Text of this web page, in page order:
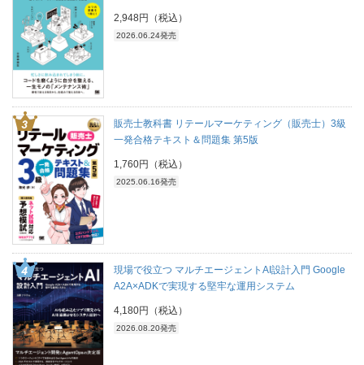
2,948円（税込）
2026.06.24発売
販売士教科書 リテールマーケティング（販売士）3級
一発合格テキスト＆問題集 第5版
1,760円（税込）
2025.06.16発売
現場で役立つ マルチエージェントAI設計入門 Google
A2A×ADKで実現する堅牢な運用システム
4,180円（税込）
2026.08.20発売